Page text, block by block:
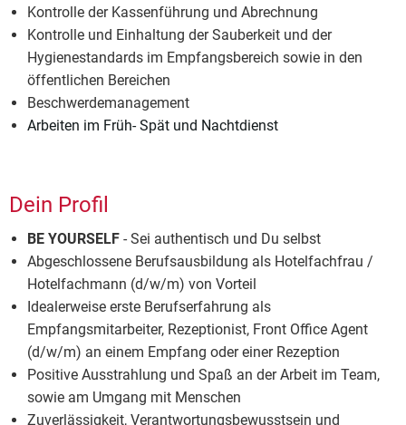
Kontrolle der Kassenführung und Abrechnung
Kontrolle und Einhaltung der Sauberkeit und der
Hygienestandards im Empfangsbereich sowie in den
öffentlichen Bereichen
Beschwerdemanagement
Arbeiten im Früh- Spät und Nachtdienst
Dein Profil
BE YOURSELF - Sei authentisch und Du selbst
Abgeschlossene Berufsausbildung als Hotelfachfrau /
Hotelfachmann (d/w/m) von Vorteil
Idealerweise erste Berufserfahrung als
Empfangsmitarbeiter, Rezeptionist, Front Office Agent
(d/w/m) an einem Empfang oder einer Rezeption
Positive Ausstrahlung und Spaß an der Arbeit im Team,
sowie am Umgang mit Menschen
Zuverlässigkeit, Verantwortungsbewusstsein und